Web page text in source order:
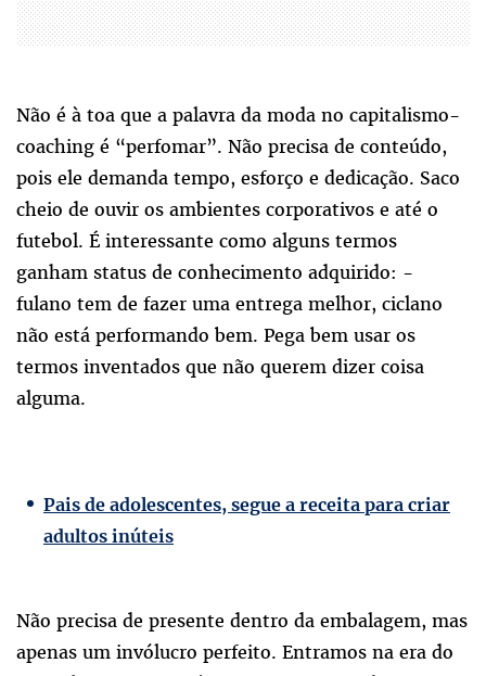
Não é à toa que a palavra da moda no capitalismo-
coaching é “perfomar”. Não precisa de conteúdo,
pois ele demanda tempo, esforço e dedicação. Saco
cheio de ouvir os ambientes corporativos e até o
futebol. É interessante como alguns termos
ganham status de conhecimento adquirido: -
fulano tem de fazer uma entrega melhor, ciclano
não está performando bem. Pega bem usar os
termos inventados que não querem dizer coisa
alguma.
Pais de adolescentes, segue a receita para criar
adultos inúteis
Não precisa de presente dentro da embalagem, mas
apenas um invólucro perfeito. Entramos na era do